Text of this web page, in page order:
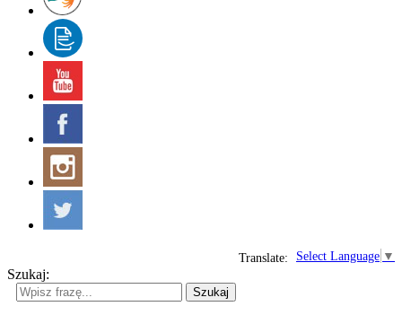
Select Language ▼
Translate:
Szukaj:
Szukaj